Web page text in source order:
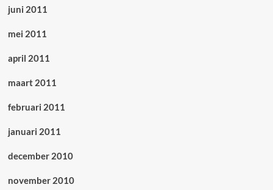
juni 2011
mei 2011
april 2011
maart 2011
februari 2011
januari 2011
december 2010
november 2010